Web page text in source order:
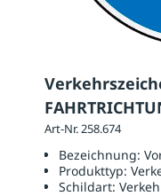
Art-Nr. 258.674
Bezeichnung:
Produkttyp:
Schildart: